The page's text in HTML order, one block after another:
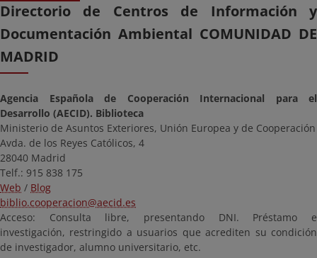
Directorio de Centros de Información y
Documentación Ambiental COMUNIDAD DE
MADRID
Agencia Española de Cooperación Internacional para el
Desarrollo (AECID). Biblioteca
Ministerio de Asuntos Exteriores, Unión Europea y de Cooperación
Avda. de los Reyes Católicos, 4
28040 Madrid
Telf.: 915 838 175
Web / Blog
biblio.cooperacion@aecid.es
Acceso: Consulta libre, presentando DNI. Préstamo e
investigación, restringido a usuarios que acrediten su condición
de investigador, alumno universitario, etc.